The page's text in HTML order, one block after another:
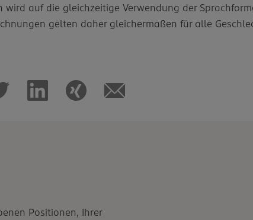
wird auf die gleichzeitige Verwendung der
gelten daher gleichermaßen für alle
Positionen, Ihrer